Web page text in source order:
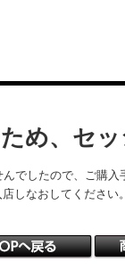
め、セ
でしたので、ご購入
しなおしてください。